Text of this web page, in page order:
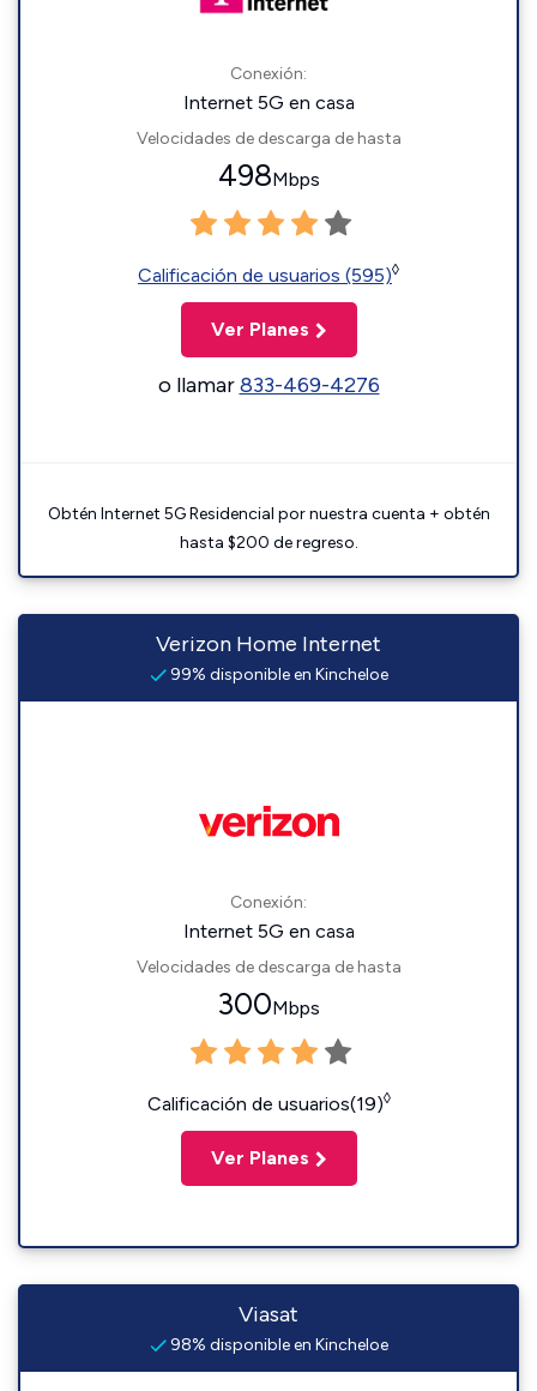
Conexión:
Internet 5G en casa
Velocidades de descarga de hasta
498Mbps
Calificación de usuarios (595)◊
Ver Planes
o llamar833-469-4276
Obtén Internet 5G Residencial por nuestra cuenta + obtén
hasta $200 de regreso.
Verizon Home Internet
99% disponible en Kincheloe
Conexión:
Internet 5G en casa
Velocidades de descarga de hasta
300Mbps
Calificación de usuarios(19)◊
Ver Planes
Viasat
98% disponible en Kincheloe